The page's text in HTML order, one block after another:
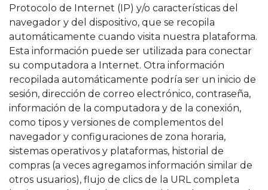
Protocolo de Internet (IP) y/o características del
navegador y del dispositivo, que se recopila
automáticamente cuando visita nuestra plataforma.
Esta información puede ser utilizada para conectar
su computadora a Internet. Otra información
recopilada automáticamente podría ser un inicio de
sesión, dirección de correo electrónico, contraseña,
información de la computadora y de la conexión,
como tipos y versiones de complementos del
navegador y configuraciones de zona horaria,
sistemas operativos y plataformas, historial de
compras (a veces agregamos información similar de
otros usuarios), flujo de clics de la URL completa